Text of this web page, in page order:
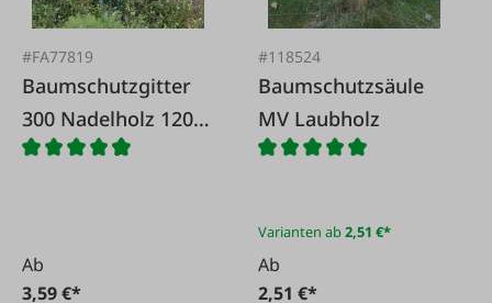
#FA77819
Baumschutzgitter
300 Nadelholz 120
cm
Ab
3,59 €*
#118524
Baumschutzsäule
MV Laubholz
Varianten ab2,51 €*
Ab
2,51 €*